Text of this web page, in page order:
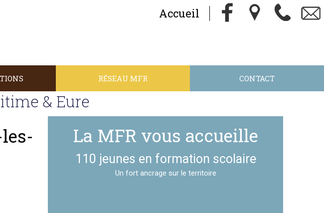
Accueil
RÉSEAU MFR CONTACT
& Eure
La MFR vous accueille
110 jeunes en formation scolaire
Un fort ancrage sur le territoire